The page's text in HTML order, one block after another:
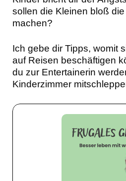
sollen die Kleinen bloß
machen?
Ich gebe dir Tipps, womit
auf Reisen beschäftigen
du zur Entertainerin
Kinderzimmer